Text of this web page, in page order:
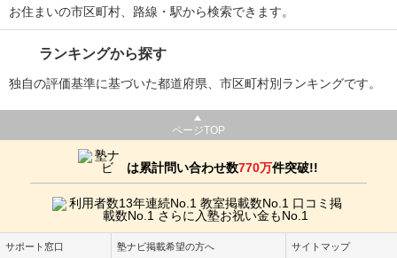
お住まいの市区町村、路線・駅から検索できます。
ランキングから探す
独自の評価基準に基づいた都道府県、市区町村別ランキングです。
ページTOP
は累計問い合わせ数770万件突破!!
サポート窓口 塾ナビ掲載希望の方へ サイトマップ